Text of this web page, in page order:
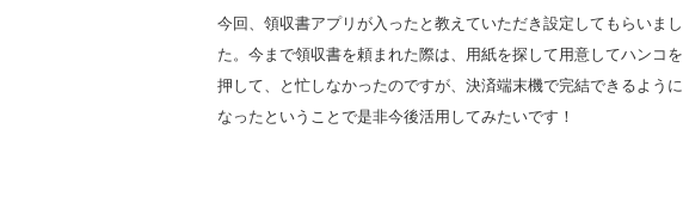
今回、領収書アプリが入ったと教えていただき設定してもらいまし
た。今まで領収書を頼まれた際は、用紙を探して用意してハンコを
押して、と忙しなかったのですが、決済端末機で完結できるように
なったということで是非今後活用してみたいです！